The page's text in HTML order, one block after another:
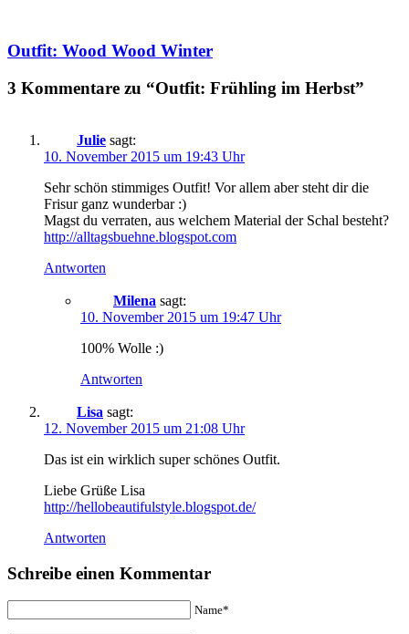
Outfit: Wood Wood Winter
3 Kommentare zu “Outfit: Frühling im Herbst”
Julie sagt:
10. November 2015 um 19:43 Uhr
Sehr schön stimmiges Outfit! Vor allem aber steht dir die
Frisur ganz wunderbar :)
Magst du verraten, aus welchem Material der Schal besteht?
http://alltagsbuehne.blogspot.com
Antworten
Milena sagt:
10. November 2015 um 19:47 Uhr
100% Wolle :)
Antworten
Lisa sagt:
12. November 2015 um 21:08 Uhr
Das ist ein wirklich super schönes Outfit.
Liebe Grüße Lisa
http://hellobeautifulstyle.blogspot.de/
Antworten
Schreibe einen Kommentar
Name*